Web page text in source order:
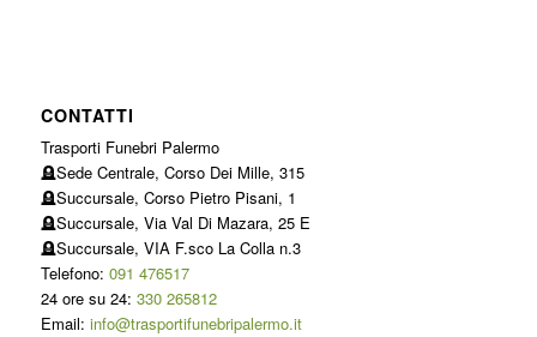
CONTATTI
Trasporti Funebri Palermo
🪦Sede Centrale, Corso Dei Mille, 315
🪦Succursale, Corso Pietro Pisani, 1
🪦Succursale, Via Val Di Mazara, 25 E
🪦Succursale, VIA F.sco La Colla n.3
Telefono: 091 476517
24 ore su 24: 330 265812
Email: info@trasportifunebripalermo.it